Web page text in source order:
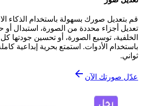
قم بتعديل صورك بسهولة باستخدام الذكاء
تعديل أجزاء محددة من الصورة، استبدال أو
الخلفية، توسيع الصورة، أو تحسين
باستخدام الأدوات. استمتع بحرية إبداعية
ثواني.
عدّل صورتك الآن